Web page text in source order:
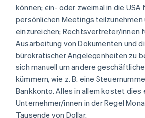
können; ein- oder zweimal in die USA
persönlichen Meetings teilzunehmen
einzureichen; Rechtsvertreter/innen
Ausarbeitung von Dokumenten und
bürokratischer Angelegenheiten zu
sich manuell um andere
kümmern, wie z. B. eine
Bankkonto. Alles in allem kostet dies
Unternehmer/innen in der Regel
Tausende von Dollar.
Frankreich
FrançaisEnglish
Gibraltar
English
Griechenland
English
Indien
English
Irland
English
Italien
Italiano English